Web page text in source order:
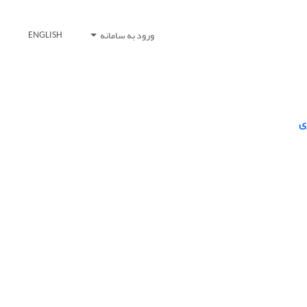
ورود به سامانه ENGLISH